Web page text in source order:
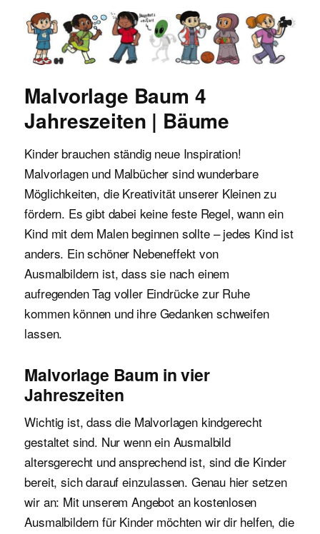
Malvorlagen für Kinder
Malvorlage Baum 4
Jahreszeiten | Bäume
Kinder brauchen ständig neue Inspiration!
Malvorlagen und Malbücher sind wunderbare
Möglichkeiten, die Kreativität unserer Kleinen zu
fördern. Es gibt dabei keine feste Regel, wann ein
Kind mit dem Malen beginnen sollte – jedes Kind ist
anders. Ein schöner Nebeneffekt von
Ausmalbildern ist, dass sie nach einem
aufregenden Tag voller Eindrücke zur Ruhe
kommen können und ihre Gedanken schweifen
lassen.
Malvorlage Baum in vier
Jahreszeiten
Wichtig ist, dass die Malvorlagen kindgerecht
gestaltet sind. Nur wenn ein Ausmalbild
altersgerecht und ansprechend ist, sind die Kinder
bereit, sich darauf einzulassen. Genau hier setzen
wir an: Mit unserem Angebot an kostenlosen
Ausmalbildern für Kinder möchten wir dir helfen, die